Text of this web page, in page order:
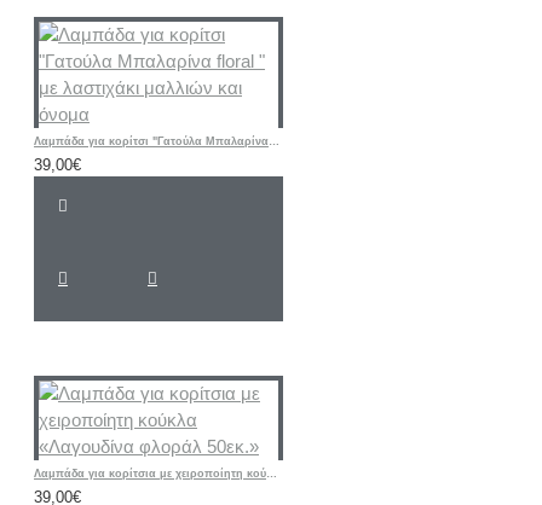
Λαμπάδα για κορίτσι "Γατούλα Μπαλαρίνα floral " με λαστιχάκι μαλλιών και όνομα
39,00€
Λαμπάδα για κορίτσια με χειροποίητη κούκλα «Λαγουδίνα φλοράλ 50εκ.»
39,00€